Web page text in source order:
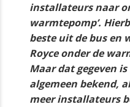
installateurs naar
warmtepomp’.
beste uit de bus en
Royce onder de
Maar dat gegeven
algemeen bekend,
meer installateurs